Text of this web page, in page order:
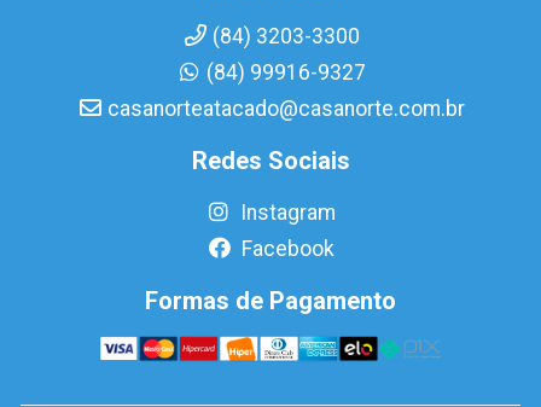
(84) 3203-3300
(84) 99916-9327
casanorteatacado@casanorte.com.br
Redes Sociais
Instagram
Facebook
Formas de Pagamento